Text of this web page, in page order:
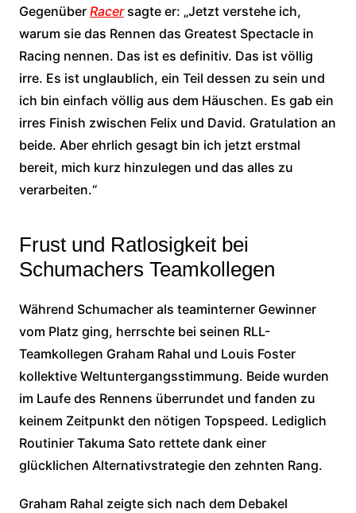
Gegenüber Racersagte er: „Jetzt verstehe ich,
warum sie das Rennen das Greatest Spectacle in
Racing nennen. Das ist es definitiv. Das ist völlig
irre. Es ist unglaublich, ein Teil dessen zu sein und
ich bin einfach völlig aus dem Häuschen. Es gab ein
irres Finish zwischen Felix und David. Gratulation an
beide. Aber ehrlich gesagt bin ich jetzt erstmal
bereit, mich kurz hinzulegen und das alles zu
verarbeiten.“
Frust und Ratlosigkeit bei
Schumachers Teamkollegen
Während Schumacher als teaminterner Gewinner
vom Platz ging, herrschte bei seinen RLL-
Teamkollegen Graham Rahal und Louis Foster
kollektive Weltuntergangsstimmung. Beide wurden
im Laufe des Rennens überrundet und fanden zu
keinem Zeitpunkt den nötigen Topspeed. Lediglich
Routinier Takuma Sato rettete dank einer
glücklichen Alternativstrategie den zehnten Rang.
Graham Rahal zeigte sich nach dem Debakel